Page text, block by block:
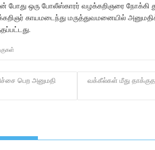
போது ஒரு போலீஸ்காரர் வழக்கறிஞரை நோக்கி
காயமடைந்து மருத்துவமனையில்
பெற அனுமதி
வக்கீல்கள் மீது